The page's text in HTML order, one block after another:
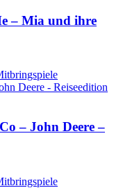
– Mia und ihre
– John Deere –